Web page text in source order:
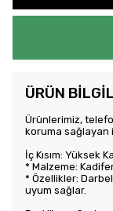
ÜRÜN
Ürünlerimiz,
koruma sağlayan
İç Kısım: Yüksek
* Malzeme:
* Özellikler:
uyum sağlar.